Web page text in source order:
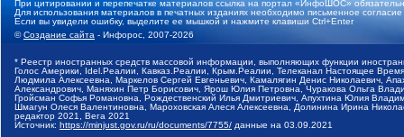
При цитировании и перепечатке материалов ссылка на портал «ИнфоШОС»
Для использования материалов в печатных изданиях необходимо письменное
Если вы увидели ошибку, выделите ее мышкой и нажмите клавиши Ctrl+Enter
©Создание сайта - Инфорос, 2007-2026
* Реестр иностранных средств массовой информации, выполняющих функции
Голос Америки, Idel.Реалии, Кавказ.Реалии, Крым.Реалии, Телеканал Настоящее
Людмила Алексеевна, Маркелов Сергей Евгеньевич, Камалягин Денис Николаевич,
Александрович, Маняхин Петр Борисович, Ярош Юлия Петровна, Чуракова Ольга
Гройсман Софья Романовна, Рождественский Илья Дмитриевич, Апухтина Юлия
Шмагун Олеся Валентиновна, Мароховская Алеся Алексеевна, Долинина Ирина
редактор 2021, Вега 2021
Источник: https://minjust.gov.ru/ru/documents/7755/ данные на 03.09.2021